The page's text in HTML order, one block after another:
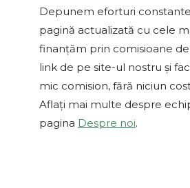
Depunem eforturi
pagină actualizată cu cele
finanțăm prin comisioane
link de pe site-ul nostru și
mic comision, fără niciun
Aflați mai multe despre
pagina Despre noi.